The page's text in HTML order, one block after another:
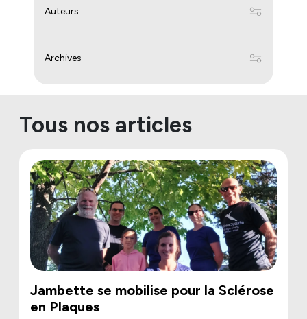
Auteurs
Archives
Tous nos articles
Jambette se mobilise pour la Sclérose
en Plaques